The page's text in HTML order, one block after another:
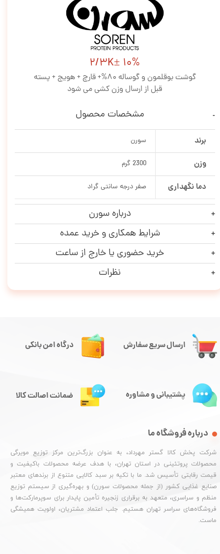
2/3K± 10%
گوشت بوقلمون و گوساله 80%+ قارچ + هویج + پسته
قبل از ارسال وزن کشی می شود
مشخصات محصول
برند سورن
وزن 2300 گرم
دما نگهداری صفر درجه سانتی گراد
درباره سورن
شرایط همکاری و خرید عمده
خرید حضوری یا خارج از ساعت
نظرات
ارسال سریع سفارش
درباره فروشگاه ما
شرکت پخش کالا گستر مهرداد، به عنوان بزرگ‌ترین مرکز توزیع مویرگی
محصولات پروتئینی در استان تهران، با هدف عرضه محصولات باکیفیت و
قیمت رقابتی تأسیس شد. ما با تکیه بر سبد کالایی متنوع از برندهای معتبر
صنایع غذایی کشور (از جمله محصولات سورن) و بهره‌گیری از سیستم توزیع
منظم و سراسری، متعهد به برقراری زنجیره تأمین پایدار برای سوپرمارکت‌ها و
فروشگاه‌های سراسر تهران هستیم. جلب اعتماد مشتریان، اولویت همیشگی
ماست.
درگاه امن بانکی
پشتیبانی و مشاوره ضمانت اصالت کالا